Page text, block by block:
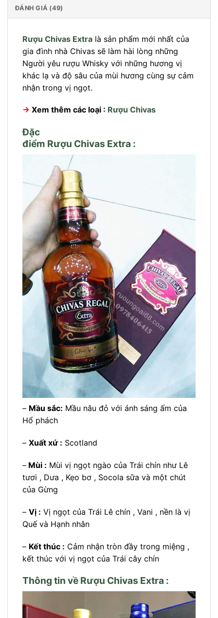
ĐÁNH GIÁ (49)
Rượu Chivas Extra là sản phẩm mới nhất của
gia đình nhà Chivas sẽ làm hài lòng những
Người yêu rượu Whisky với những hương vị
khác lạ và độ sâu của mùi hương cùng sự cảm
nhận trong vị ngọt.
→ Xem thêm các loại : Rượu Chivas
Đặc
điểm Rượu Chivas Extra :
– Mầu sắc: Mầu nâu đỏ với ánh sáng ấm của
Hổ phách
– Xuất xứ : Scotland
– Mùi : Mùi vị ngọt ngào của Trái chín như Lê
tươi , Dưa , Kẹo bơ , Socola sữa và một chút
của Gừng
– Vị : Vị ngọt của Trái Lê chín , Vani , nền là vị
Quế và Hạnh nhân
– Kết thúc : Cảm nhận tròn đầy trong miệng ,
kết thúc với vị ngọt của Trái cây chín
Thông tin về Rượu Chivas Extra :